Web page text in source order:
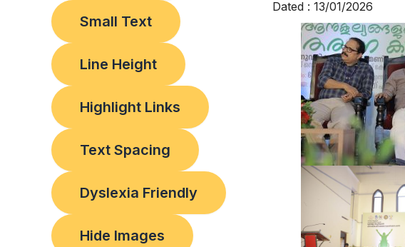
Small Text
Line Height
Highlight Links
Text Spacing
Dyslexia Friendly
Hide Images
Dated : 13/01/2026